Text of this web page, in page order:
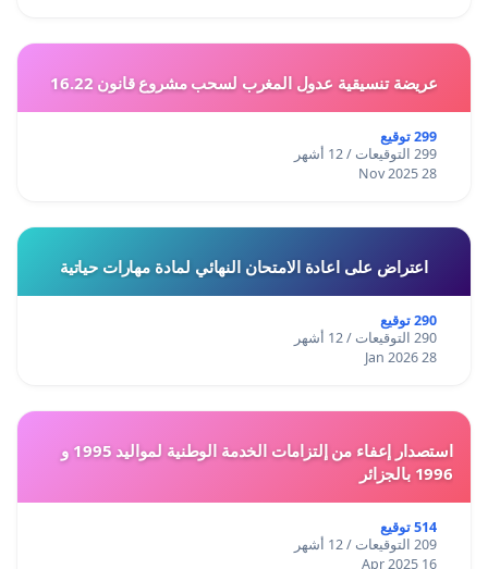
عريضة تنسيقية عدول المغرب لسحب مشروع قانون 16.22
299 توقيع
299 التوقيعات / 12 أشهر
28 Nov 2025
اعتراض على اعادة الامتحان النهائي لمادة مهارات حياتية
290 توقيع
290 التوقيعات / 12 أشهر
28 Jan 2026
استصدار إعفاء من إلتزامات الخدمة الوطنية لمواليد 1995 و
1996 بالجزائر
514 توقيع
209 التوقيعات / 12 أشهر
16 Apr 2025